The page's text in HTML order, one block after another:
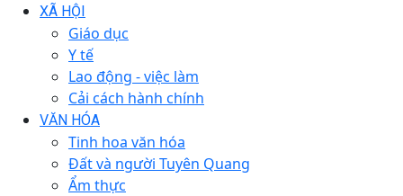
XÃ HỘI
Giáo dục
Y tế
Lao động - việc làm
Cải cách hành chính
VĂN HÓA
Tinh hoa văn hóa
Đất và người Tuyên Quang
Ẩm thực